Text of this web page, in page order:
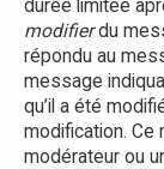
durée limitée
modifierdu
répondu au
message
qu’il a été
modification. Ce
modérateur ou